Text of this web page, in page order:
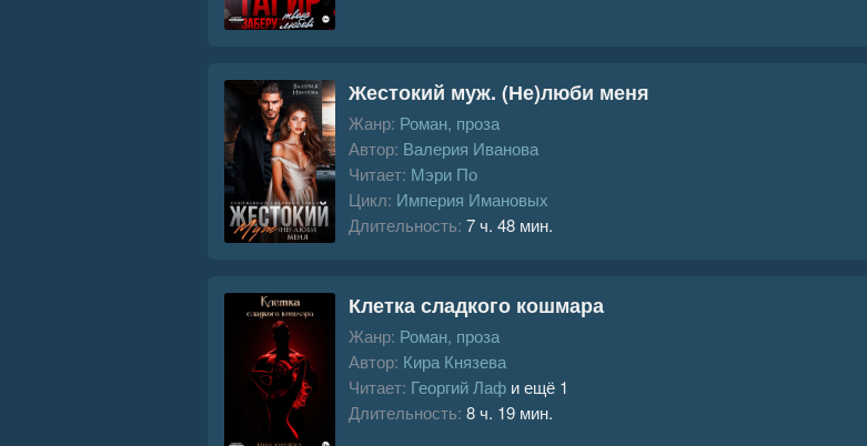
Жестокий муж. (Не)люби меня
Жанр: Роман, проза
Автор: Валерия Иванова
Читает: Мэри По
Цикл: Империя Имановых
Длительность: 7 ч. 48 мин.
Клетка сладкого кошмара
Жанр: Роман, проза
Автор: Кира Князева
Читает: Георгий Лаф и ещё 1
Длительность: 8 ч. 19 мин.